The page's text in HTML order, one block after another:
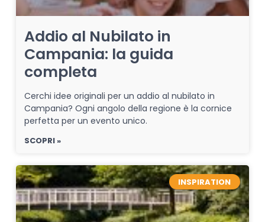
Addio al Nubilato in
Campania: la guida
completa
Cerchi idee originali per un addio al nubilato in
Campania? Ogni angolo della regione è la cornice
perfetta per un evento unico.
SCOPRI »
INSPIRATION